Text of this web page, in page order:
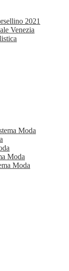
2021
Venezia
Moda
Moda
Moda